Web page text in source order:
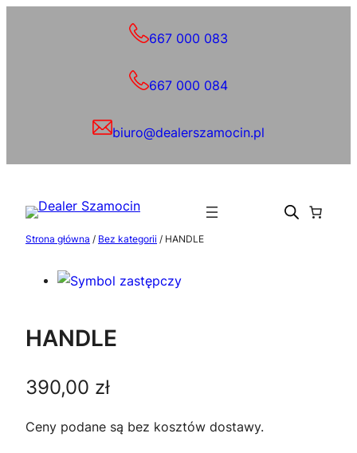
667 000 083
667 000 084
biuro@dealerszamocin.pl
Strona główna / Bez kategorii / HANDLE
HANDLE
390,00 zł
Ceny podane są bez kosztów dostawy.